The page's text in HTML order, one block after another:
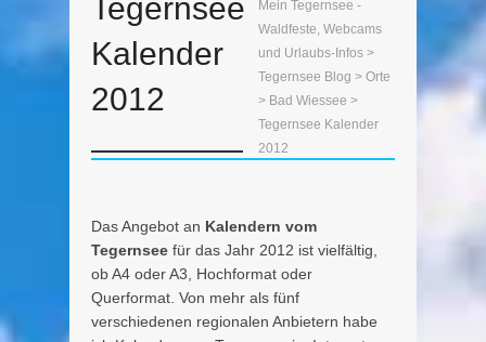
Tegernsee
Kalender
2012
Mein Tegernsee -
Waldfeste, Webcams
und Urlaubs-Infos >
Tegernsee Blog > Orte
> Bad Wiessee >
Tegernsee Kalender
2012
Das Angebot an Kalendern vom
Tegernsee für das Jahr 2012 ist vielfältig,
ob A4 oder A3, Hochformat oder
Querformat. Von mehr als fünf
verschiedenen regionalen Anbietern habe